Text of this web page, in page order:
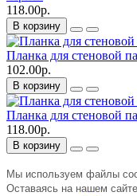
118.00р.
В корзину
Планка для стеновой
102.00р.
В корзину
Планка для стеновой
118.00р.
В корзину
Мы используем файлы
Оставаясь на нашем